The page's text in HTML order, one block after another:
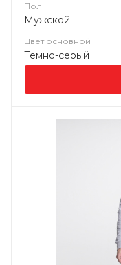
Пол
Мужской
Цвет основной
Темно-серый